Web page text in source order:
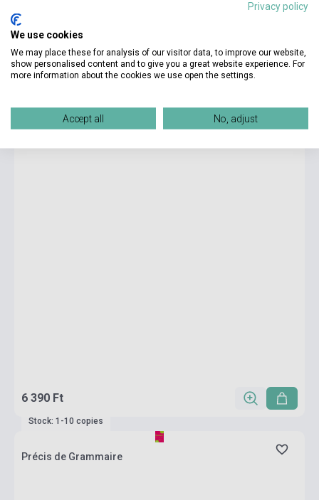
Stock: 1-10 copies
Alex et Zoé et compagnie niveau 3 Méthode de Francais
6 390 Ft
Stock: 1-10 copies
Précis de Grammaire
Privacy policy
We use cookies
We may place these for analysis of our visitor data, to improve our website,
show personalised content and to give you a great website experience. For
more information about the cookies we use open the settings.
Accept all No, adjust